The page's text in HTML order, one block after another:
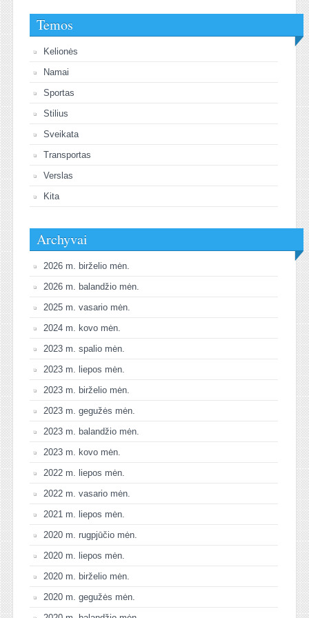
Temos
Kelionės
Namai
Sportas
Stilius
Sveikata
Transportas
Verslas
Kita
Archyvai
2026 m. birželio mėn.
2026 m. balandžio mėn.
2025 m. vasario mėn.
2024 m. kovo mėn.
2023 m. spalio mėn.
2023 m. liepos mėn.
2023 m. birželio mėn.
2023 m. gegužės mėn.
2023 m. balandžio mėn.
2023 m. kovo mėn.
2022 m. liepos mėn.
2022 m. vasario mėn.
2021 m. liepos mėn.
2020 m. rugpjūčio mėn.
2020 m. liepos mėn.
2020 m. birželio mėn.
2020 m. gegužės mėn.